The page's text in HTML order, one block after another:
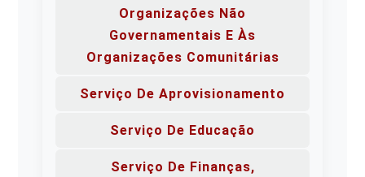
Organizações Não
Governamentais E Às
Organizações Comunitárias
Serviço De Aprovisionamento
Serviço De Educação
Serviço De Finanças,